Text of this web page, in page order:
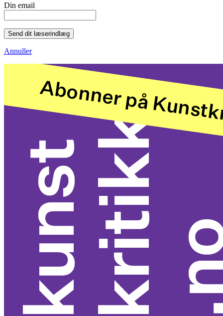
Din email
Send dit læserindlæg
Annuller